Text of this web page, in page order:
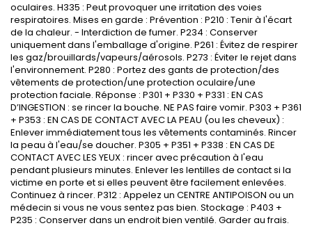
oculaires. H335 : Peut provoquer une irritation des voies
respiratoires. Mises en garde : Prévention : P210 : Tenir à l'écart
de la chaleur. - Interdiction de fumer. P234 : Conserver
uniquement dans l'emballage d'origine. P261 : Évitez de respirer
les gaz/brouillards/vapeurs/aérosols. P273 : Éviter le rejet dans
l'environnement. P280 : Portez des gants de protection/des
vêtements de protection/une protection oculaire/une
protection faciale. Réponse : P301 + P330 + P331 : EN CAS
D’INGESTION : se rincer la bouche. NE PAS faire vomir. P303 + P361
+ P353 : EN CAS DE CONTACT AVEC LA PEAU (ou les cheveux) :
Enlever immédiatement tous les vêtements contaminés. Rincer
la peau à l'eau/se doucher. P305 + P351 + P338 : EN CAS DE
CONTACT AVEC LES YEUX : rincer avec précaution à l'eau
pendant plusieurs minutes. Enlever les lentilles de contact si la
victime en porte et si elles peuvent être facilement enlevées.
Continuez à rincer. P312 : Appelez un CENTRE ANTIPOISON ou un
médecin si vous ne vous sentez pas bien. Stockage : P403 +
P235 : Conserver dans un endroit bien ventilé. Garder au frais.